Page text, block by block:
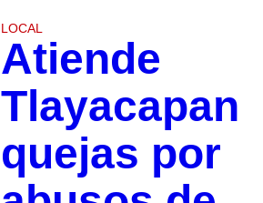
LOCAL
Atiende
Tlayacapan
quejas por